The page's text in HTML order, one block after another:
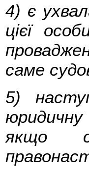
4) є
цієї
саме
5)
юридичну
якщо